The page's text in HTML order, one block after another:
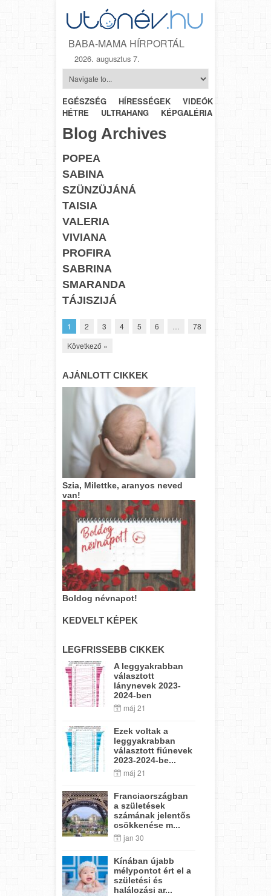
BABA-MAMA HÍRPORTÁL
2026. augusztus 7.
EGÉSZSÉG HÍRESSÉGEK VIDEÓK
HÉTRŐL-
HÉTRE
ULTRAHANG KÉPGALÉRIA
Blog Archives
POPEA
SABINA
SZÜNZÜJÁNÁ
TAISIA
VALERIA
VIVIANA
PROFIRA
SABRINA
SMARANDA
TÁJISZIJÁ
1 2 3 4 5 6
78
Következő »
AJÁNLOTT CIKKEK
Szia, Milettke, aranyos neved
van!
Boldog névnapot!
KEDVELT KÉPEK
LEGFRISSEBB CIKKEK
A leggyakrabban
választott
lánynevek 2023-
2024-ben
máj 21
Ezek voltak a
leggyakrabban
választott fiúnevek
2023-2024-be...
máj 21
Franciaországban
a születések
számának jelentős
csökkenése m...
jan 30
Kínában újabb
mélypontot ért el a
születési és
halálozási ar...